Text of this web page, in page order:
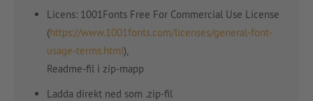
Licens: 1001Fonts Free For Commercial Use License
(https://www.1001fonts.com/licenses/general-font-
usage-terms.html),
Readme-fil i zip-mapp
Ladda direkt ned som .zip-fil